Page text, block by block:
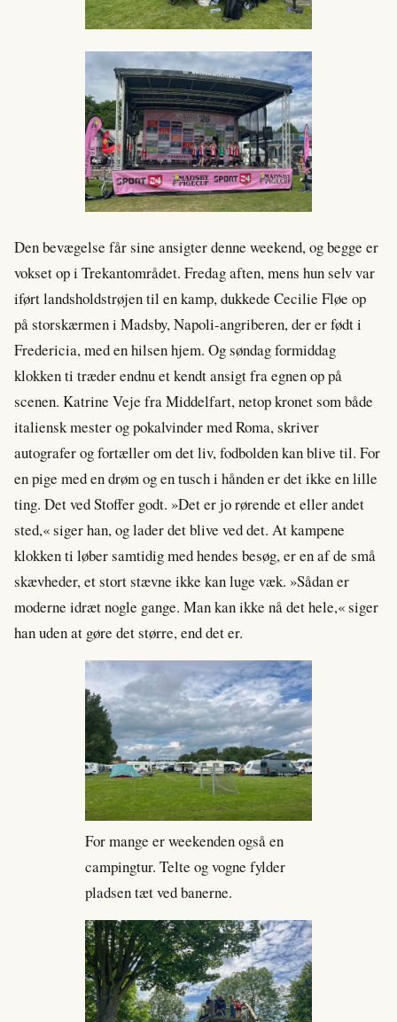
Den bevægelse får sine ansigter denne weekend, og begge er
vokset op i Trekantområdet. Fredag aften, mens hun selv var
iført landsholdstrøjen til en kamp, dukkede Cecilie Fløe op
på storskærmen i Madsby, Napoli-angriberen, der er født i
Fredericia, med en hilsen hjem. Og søndag formiddag
klokken ti træder endnu et kendt ansigt fra egnen op på
scenen. Katrine Veje fra Middelfart, netop kronet som både
italiensk mester og pokalvinder med Roma, skriver
autografer og fortæller om det liv, fodbolden kan blive til. For
en pige med en drøm og en tusch i hånden er det ikke en lille
ting. Det ved Stoffer godt. »Det er jo rørende et eller andet
sted,« siger han, og lader det blive ved det. At kampene
klokken ti løber samtidig med hendes besøg, er en af de små
skævheder, et stort stævne ikke kan luge væk. »Sådan er
moderne idræt nogle gange. Man kan ikke nå det hele,« siger
han uden at gøre det større, end det er.
For mange er weekenden også en
campingtur. Telte og vogne fylder
pladsen tæt ved banerne.